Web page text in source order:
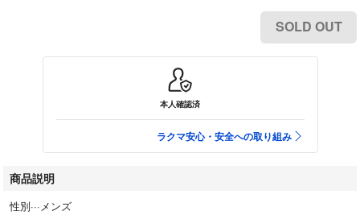
SOLD OUT
本人確認済
ラクマ安心・安全への取り組み
商品説明
性別···メンズ